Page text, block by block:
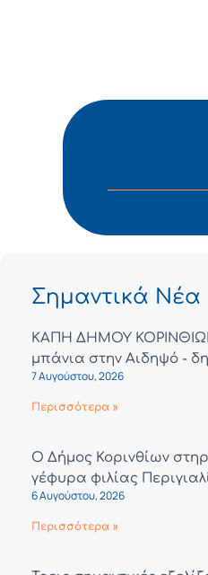
Σημαντικά Νέα
ΚΑΠΗ ΔΗΜΟΥ
μπάνια στην Αιδηψό -
7 Αυγούστου, 2026
Περισσότερα »
Ο Δήμος Κορινθίων
γέφυρα φιλίας
6 Αυγούστου, 2026
Περισσότερα »